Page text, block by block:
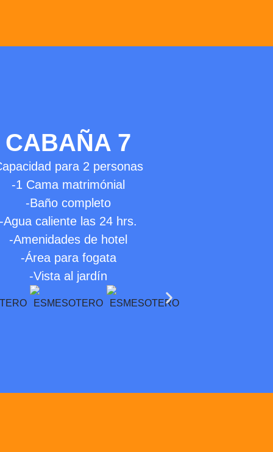
CABAÑA 7
para 2 personas
-1 Cama matrimónial
-Baño completo
-Agua caliente las 24 hrs.
-Amenidades de hotel
-Área para fogata
-Vista al jardín